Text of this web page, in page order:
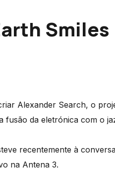
Alexander Search, o
fusão da eletrónica com o
recentemente à
na Antena 3.